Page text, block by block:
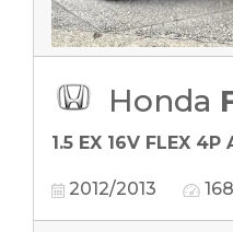
Honda
1.5 EX 16V FLEX 4P
2012/2013